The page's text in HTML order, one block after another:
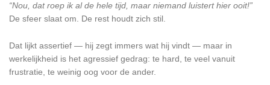
“Nou, dat roep ik al de hele tijd, maar niemand luistert hier ooit!”
De sfeer slaat om. De rest houdt zich stil.
Dat lijkt assertief — hij zegt immers wat hij vindt — maar in
werkelijkheid is het agressief gedrag: te hard, te veel vanuit
frustratie, te weinig oog voor de ander.